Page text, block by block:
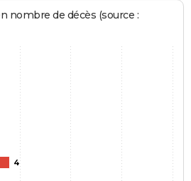
nombre de décès (source :
4